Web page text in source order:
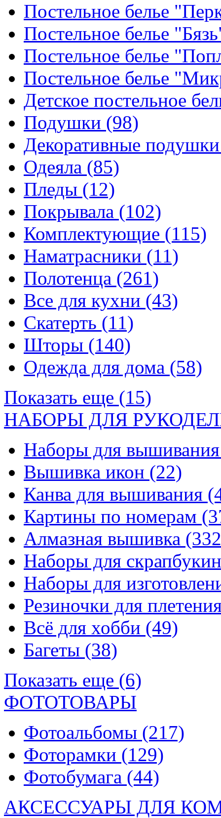
Постельное белье
Постельное белье
Постельное белье
Постельное белье
Детское постельное
Подушки (98)
Декоративные
Одеяла (85)
Пледы (12)
Покрывала (102)
Комплектующие (115)
Наматрасники (11)
Полотенца (261)
Все для кухни (43)
Скатерть (11)
Шторы (140)
Одежда для дома (58)
Показать еще (15)
НАБОРЫ ДЛЯ
Наборы для
Вышивка икон (22)
Канва для вышивания
Картины по номерам
Алмазная вышивка
Наборы для
Наборы для
Резиночки для
Всё для хобби (49)
Багеты (38)
Показать еще (6)
ФОТОТОВАРЫ
Фотоальбомы (217)
Фоторамки (129)
Фотобумага (44)
АКСЕССУАРЫ ДЛЯ